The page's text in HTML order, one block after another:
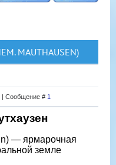
MAUTHAUSEN)
| Сообщение # 1
— ярмарочная
земле